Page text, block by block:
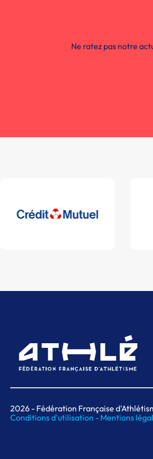
Ne ratez pas notre
2026 - Fédération Française
Conditions d'utilisation - Mentions